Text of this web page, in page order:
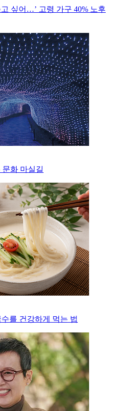
싶어…’ 고령 가구 40% 노후
문화 마실길
를 건강하게 먹는 법